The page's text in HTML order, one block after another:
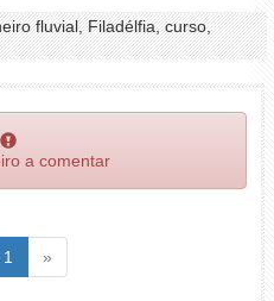
fluvial, Filadélfia, curso,
a comentar
1 (atual)
»